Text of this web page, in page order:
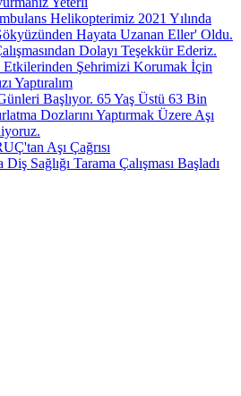
Helikopterimiz 2021 Yılında
Hayata Uzanan Eller' Oldu.
Dolayı Teşekkür Ederiz.
Etkilerinden Şehrimizi Korumak İçin
Yaptıralım
Başlıyor. 65 Yaş Üstü 63 Bin
Dozlarını Yaptırmak Üzere Aşı
Aşı Çağrısı
Sağlığı Tarama Çalışması Başladı